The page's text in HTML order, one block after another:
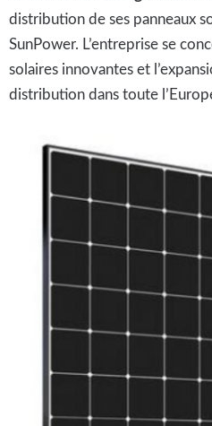
distribution de ses panneaux
SunPower. L’entreprise se
solaires innovantes et
distribution dans toute